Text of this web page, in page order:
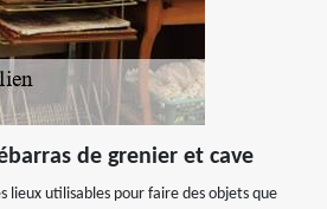
de grenier et cave
lieux utilisables pour faire des objets que